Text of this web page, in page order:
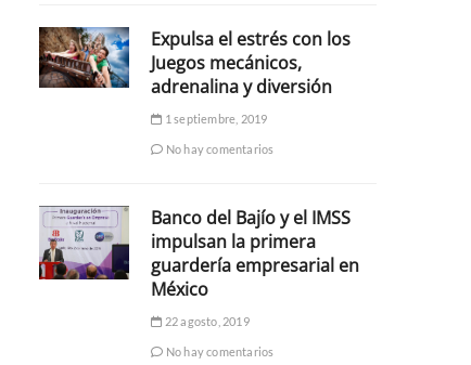
Expulsa el estrés con los
Juegos mecánicos,
adrenalina y diversión
1 septiembre, 2019
No hay comentarios
Banco del Bajío y el IMSS
impulsan la primera
guardería empresarial en
México
22 agosto, 2019
No hay comentarios